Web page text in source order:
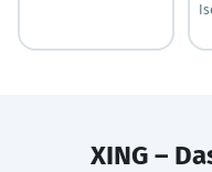
XING –